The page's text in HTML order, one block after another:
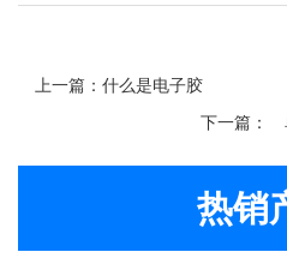
上一篇：什么是电子胶
下一篇：
热销